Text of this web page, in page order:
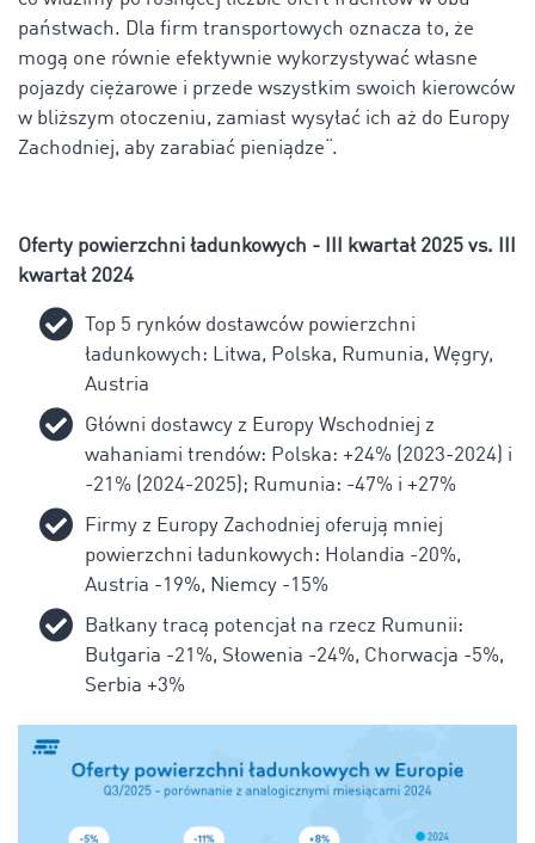
państwach. Dla firm transportowych oznacza to, że
mogą one równie efektywnie wykorzystywać własne
pojazdy ciężarowe i przede wszystkim swoich kierowców
w bliższym otoczeniu, zamiast wysyłać ich aż do Europy
Zachodniej, aby zarabiać pieniądze“.
Oferty powierzchni ładunkowych - III kwartał 2025 vs. III
kwartał 2024
Top 5 rynków dostawców powierzchni
ładunkowych: Litwa, Polska, Rumunia, Węgry,
Austria
Główni dostawcy z Europy Wschodniej z
wahaniami trendów: Polska: +24% (2023-2024) i
-21% (2024-2025); Rumunia: -47% i +27%
Firmy z Europy Zachodniej oferują mniej
powierzchni ładunkowych: Holandia -20%,
Austria -19%, Niemcy -15%
Bałkany tracą potencjał na rzecz Rumunii:
Bułgaria -21%, Słowenia -24%, Chorwacja -5%,
Serbia +3%